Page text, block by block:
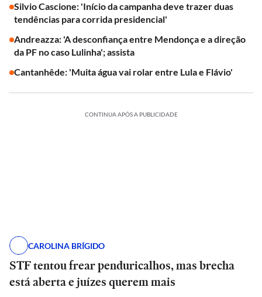
Silvio Cascione: 'Início da campanha deve trazer duas
tendências para corrida presidencial'
Andreazza: 'A desconfiança entre Mendonça e a direção
da PF no caso Lulinha'; assista
Cantanhêde: 'Muita água vai rolar entre Lula e Flávio'
CONTINUA APÓS A PUBLICIDADE
CAROLINA BRÍGIDO
STF tentou frear penduricalhos, mas brecha
está aberta e juízes querem mais